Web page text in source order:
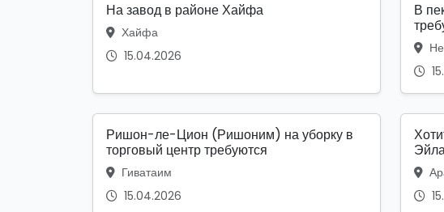
На завод в районе Хайфа
Хайфа
15.04.2026
В
Ришон-ле-Цион (Ришоним) на уборку в
торговый центр требуются
Гиватаим
15.04.2026